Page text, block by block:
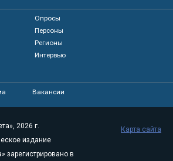
Опросы
Персоны
Регионы
Интервью
Вакансии
2026 г.
издание
зарегистрировано в
Карта сайта